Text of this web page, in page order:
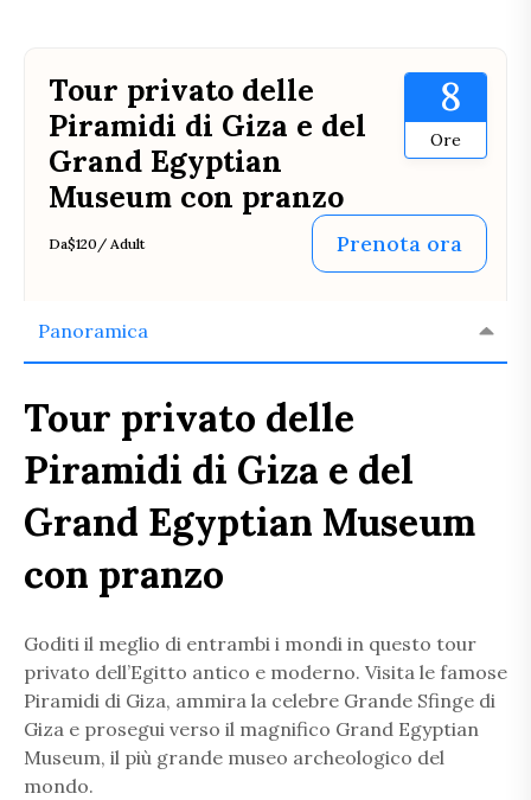
Tour privato delle
Piramidi di Giza e del
Grand Egyptian
Museum con pranzo
8
Ore
Da$120 / Adult Prenota ora
Panoramica
Tour privato delle
Piramidi di Giza e del
Grand Egyptian Museum
con pranzo
Goditi il meglio di entrambi i mondi in questo tour
privato dell’Egitto antico e moderno. Visita le famose
Piramidi di Giza, ammira la celebre Grande Sfinge di
Giza e prosegui verso il magnifico Grand Egyptian
Museum, il più grande museo archeologico del
mondo.